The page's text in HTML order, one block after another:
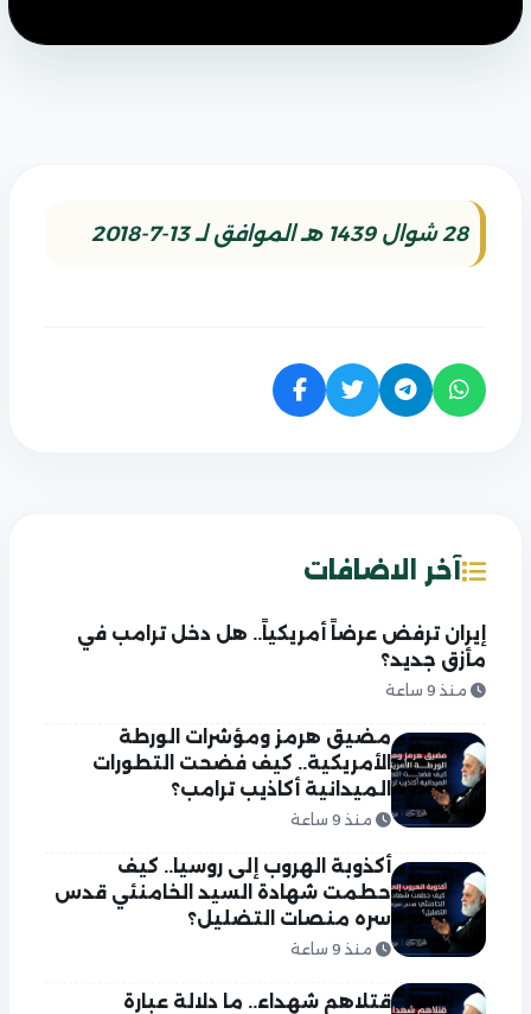
28 شوال 1439 هـ الموافق لـ 13-7-2018
آخر الاضافات
إيران ترفض عرضاً أمريكياً.. هل دخل ترامب في
مأزق جديد؟
منذ 9 ساعة
مضيق هرمز ومؤشرات الورطة
الأمريكية.. كيف فضحت التطورات
الميدانية أكاذيب ترامب؟
منذ 9 ساعة
أكذوبة الهروب إلى روسيا.. كيف
حطمت شهادة السيد الخامنئي قدس
سره منصات التضليل؟
منذ 9 ساعة
قتلاهم شهداء.. ما دلالة عبارة